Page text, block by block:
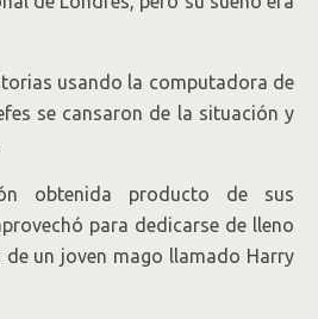
usando la computadora de
se cansaron de la situación y
obtenida producto de sus
para dedicarse de lleno
un joven mago llamado Harry